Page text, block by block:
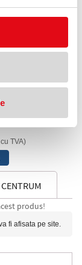
Jetstream
Ball 0.5 mm
TVA)
produs!
fi afisata pe site.